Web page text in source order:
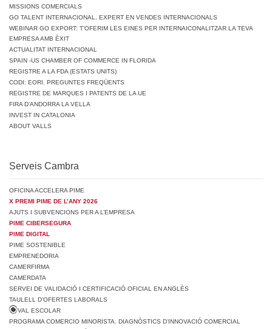
MISSIONS COMERCIALS
GO TALENT INTERNACIONAL. EXPERT EN VENDES INTERNACIONALS
WEBINAR GO EXPORT: T’OFERIM LES EINES PER INTERNAICONALITZAR LA TEVA
EMPRESA AMB ÈXIT
ACTUALITAT INTERNACIONAL
SPAIN -US CHAMBER OF COMMERCE IN FLORIDA
REGISTRE A LA FDA (ESTATS UNITS)
CODI: EORI. PREGUNTES FREQÜENTS
REGISTRE DE MARQUES I PATENTS DE LA UE
FIRA D’ANDORRA LA VELLA
INVEST IN CATALONIA
ABOUT VALLS
Serveis Cambra
OFICINA ACCELERA PIME
X PREMI PIME DE L’ANY 2026
AJUTS I SUBVENCIONS PER A L’EMPRESA
PIME CIBERSEGURA
PIME DIGITAL
PIME SOSTENIBLE
EMPRENEDORIA
CAMERFIRMA
CAMERDATA
SERVEI DE VALIDACIÓ I CERTIFICACIÓ OFICIAL EN ANGLÈS
TAULELL D’OFERTES LABORALS
VAL ESCOLAR
PROGRAMA COMERCIO MINORISTA. DIAGNÒSTICS D’INNOVACIÓ COMERCIAL